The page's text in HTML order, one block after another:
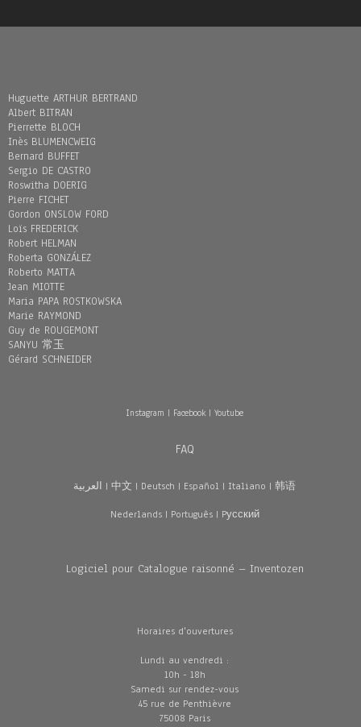
Huguette ARTHUR BERTRAND
Albert BITRAN
Pierrette BLOCH
Inès BLUMENCWEIG
Bernard BUFFET
Sergio DE CASTRO
Roswitha DOERIG
Pierre FICHET
Gordon ONSLOW FORD
Loïs FREDERICK
Robert HELMAN
Roberta GONZÁLEZ
Roberto MATTA
Jean MIOTTE
Maria PAPA ROSTKOWSKA
Marie RAYMOND
Guy de ROUGEMONT
SANYU 常玉
Gérard SCHNEIDER
Instagram | Facebook| Youtube
FAQ
العربية | 中文 | Deutsch | Español | Italiano | 韩语
Nederlands| Português| Pусский
Logiciel pour Catalogue raisonné – Inventozen
Horaires d'ouvertures
Lundi au vendredi :
10h - 18h
Samedi sur rendez-vous
45 rue de Penthièvre
75008 Paris